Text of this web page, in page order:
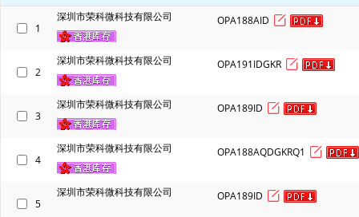
1
深圳市荣科微科技有限公司 OPA188AID
2
深圳市荣科微科技有限公司 OPA191IDGKR
3
深圳市荣科微科技有限公司 OPA189ID
4
深圳市荣科微科技有限公司 OPA188AQDGKRQ1
5
深圳市荣科微科技有限公司 OPA189ID